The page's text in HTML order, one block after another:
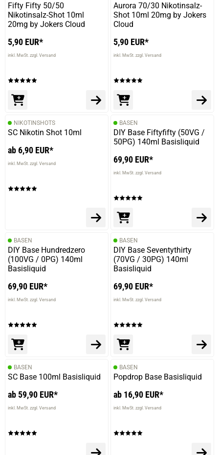
Fifty Fifty 50/50
Nikotinsalz-Shot 10ml
20mg by Jokers Cloud
5,90 EUR*
inkl. MwSt. zzgl. Versand
Aurora 70/30 Nikotinsalz-
Shot 10ml 20mg by Jokers
Cloud
5,90 EUR*
inkl. MwSt. zzgl. Versand
NIKOTINSHOTS
SC Nikotin Shot 10ml
ab 6,90 EUR*
inkl. MwSt. zzgl. Versand
BASEN
DIY Base Fiftyfifty (50VG /
50PG) 140ml Basisliquid
69,90 EUR*
inkl. MwSt. zzgl. Versand
BASEN
DIY Base Hundredzero
(100VG / 0PG) 140ml
Basisliquid
69,90 EUR*
inkl. MwSt. zzgl. Versand
BASEN
DIY Base Seventythirty
(70VG / 30PG) 140ml
Basisliquid
69,90 EUR*
inkl. MwSt. zzgl. Versand
BASEN
SC Base 100ml Basisliquid
ab 59,90 EUR*
inkl. MwSt. zzgl. Versand
BASEN
Popdrop Base Basisliquid
ab 16,90 EUR*
inkl. MwSt. zzgl. Versand